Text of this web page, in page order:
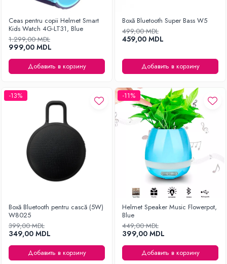
Ceas pentru copii Helmet Smart
Kids Watch 4G-LT31, Blue
1.299,00 MDL
999,00 MDL
Добавить в корзину
Boxă Bluetooth Super Bass W5
499,00 MDL
459,00 MDL
Добавить в корзину
-13%
Boxă Bluetooth pentru cască (5W)
W8025
399,00 MDL
349,00 MDL
Добавить в корзину
-11%
Helmet Speaker Music Flowerpot,
Blue
449,00 MDL
399,00 MDL
Добавить в корзину